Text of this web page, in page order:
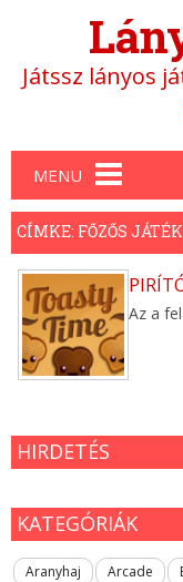
Játssz lányos
Main
MENU
CÍMKE: FŐZŐS JÁTÉK
Az a
HIRDETÉS
KATEGÓRIÁK
Aranyhaj Arcade